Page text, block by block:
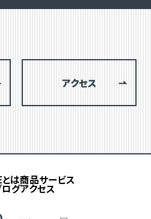
アクセス
は商品サービス
ログアクセス